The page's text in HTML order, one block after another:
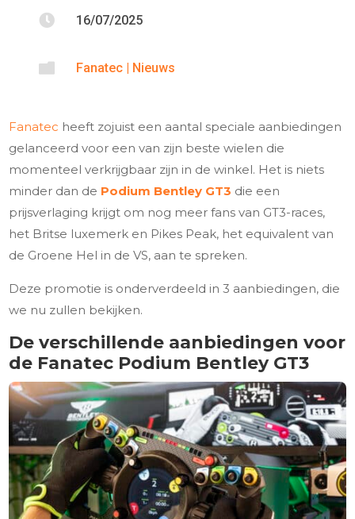
 16/07/2025
 Fanatec | Nieuws
Fanatec heeft zojuist een aantal speciale aanbiedingen
gelanceerd voor een van zijn beste wielen die
momenteel verkrijgbaar zijn in de winkel. Het is niets
minder dan de Podium Bentley GT3 die een
prijsverlaging krijgt om nog meer fans van GT3-races,
het Britse luxemerk en Pikes Peak, het equivalent van
de Groene Hel in de VS, aan te spreken.
Deze promotie is onderverdeeld in 3 aanbiedingen, die
we nu zullen bekijken.
De verschillende aanbiedingen voor
de Fanatec Podium Bentley GT3